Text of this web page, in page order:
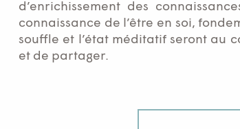
d’enrichissement des
connaissance de l’être en soi,
souffle et l’état méditatif seront au
et de partager.